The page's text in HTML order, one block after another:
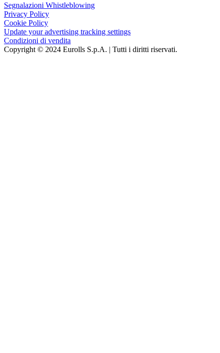
Segnalazioni Whistleblowing
Privacy Policy
Cookie Policy
Update your advertising tracking settings
Condizioni di vendita
Copyright © 2024 Eurolls S.p.A. | Tutti i diritti riservati.